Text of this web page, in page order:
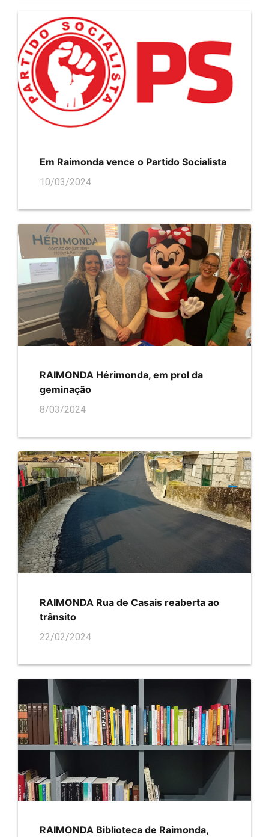
Em Raimonda vence o Partido Socialista
10/03/2024
RAIMONDA Hérimonda, em prol da
geminação
8/03/2024
RAIMONDA Rua de Casais reaberta ao
trânsito
22/02/2024
RAIMONDA Biblioteca de Raimonda,